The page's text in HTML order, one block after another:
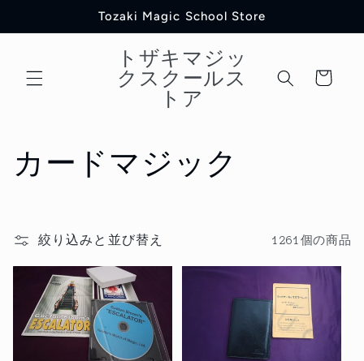
進む
Tozaki Magic School Store
トザキマジッ
クスクールス
トア
ー
コ
ク
シ
ョ
ン
カードマジック
絞り込みと並び替え 1261個の商品